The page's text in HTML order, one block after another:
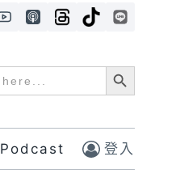
Search Button
Podcast 登入